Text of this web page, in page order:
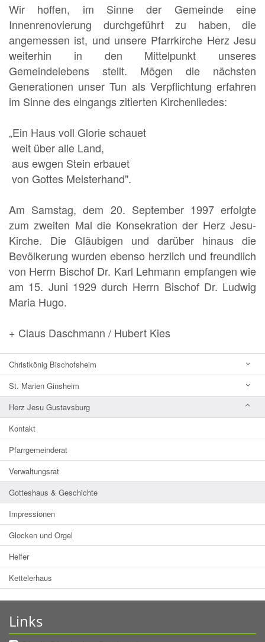
Wir hoffen, im Sinne der Gemeinde eine
Innenrenovierung durchgeführt zu haben, die
angemessen ist, und unsere Pfarrkirche Herz Jesu
weiterhin in den Mittelpunkt unseres
Gemeindelebens stellt. Mögen die nächsten
Generationen unser Tun als Verpflichtung erfahren
im Sinne des eingangs zitierten Kirchenliedes:
„Ein Haus voll Glorie schauet
weit über alle Land,
aus ewgen Stein erbauet
von Gottes Meisterhand".
Am Samstag, dem 20. September 1997 erfolgte
zum zweiten Mal die Konsekration der Herz Jesu-
Kirche. Die Gläubigen und darüber hinaus die
Bevölkerung wurden ebenso herzlich und freundlich
von Herrn Bischof Dr. Karl Lehmann empfangen wie
am 15. Juni 1929 durch Herrn Bischof Dr. Ludwig
Maria Hugo.
+ Claus Daschmann / Hubert Kies
Christkönig Bischofsheim
St. Marien Ginsheim
Herz Jesu Gustavsburg
Kontakt
Pfarrgemeinderat
Verwaltungsrat
Gotteshaus & Geschichte
Impressionen
Glocken und Orgel
Helfer
Kettelerhaus
Links